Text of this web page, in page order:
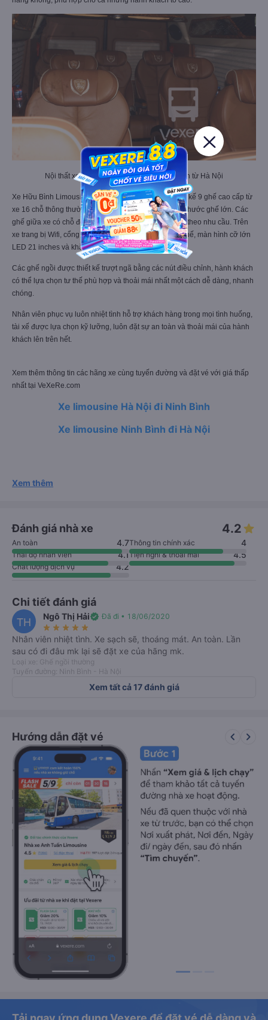
Nội thất xe Hữu Bình Limousine đi Ninh Bình từ Hà Nội
Xe Hữu Bình Limousine là dòng xe Limousine có thiết kế 9 ghế cao cấp từ
xe 16 chỗ thông thường tạo không gian rộng rãi, kích thước ghế lớn. Các
ghế giữa xe có chỗ để tay, có thể ngả từ 10~45 độ tùy theo nhu cầu. Trên
xe trang bị Wifi, cổng sạc USB ngay gần tại vị trí các ghế, màn hình cỡ lớn
LED 21 inches và khăn lạnh, nước suối miễn phí.
Các ghế ngồi được thiết kế trượt ngã bằng các nút điều chỉnh, hành khách
có thể lựa chọn tư thế phù hợp và thoải mái nhất một cách dễ dàng, nhanh
chóng.
Nhân viên phục vụ luôn nhiệt tình hỗ trợ khách hàng trong mọi tình huống,
tài xế được lựa chọn kỹ lưỡng, luôn đặt sự an toàn và thoải mái của hành
khách lên trên hết.
Xem thêm thông tin các hãng xe cùng tuyến đường và đặt vé với giá thấp
nhất tại VeXeRe.com
Xe limousine Hà Nội đi Ninh Bình
Xe limousine Ninh Bình đi Hà Nội
Xem thêm
Đánh giá nhà xe 4.2
An toàn 4.7Thông tin chính xác 4
Thái độ nhân viên 4.1Tiện nghi & thoải mái 4.5
Chất lượng dịch vụ 4.2
Chi tiết đánh giá
TH Ngô Thị Hảiverified Đã đi • 18/06/2020
star_rate star_rate star_rate star_rate star_rate
Nhân viên nhiệt tình. Xe sạch sẽ, thoáng mát. An toàn. Lần
sau có đi đâu mk lại sẽ đặt xe của hãng mk.
Loại xe: Ghế ngồi thường
Tuyến đường: Ninh Bình - Hà Nội
Xem tất cả 17 đánh giá
Hướng dẫn đặt vé keyboard_arrow_left keyboard_arrow_right